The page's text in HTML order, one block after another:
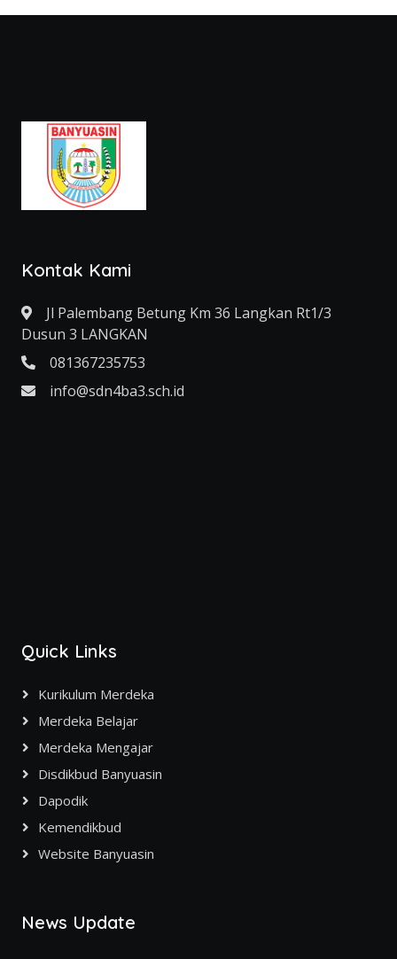
Kontak Kami
Jl Palembang Betung Km 36 Langkan Rt1/3
Dusun 3 LANGKAN
081367235753
info@sdn4ba3.sch.id
Quick Links
Kurikulum Merdeka
Merdeka Belajar
Merdeka Mengajar
Disdikbud Banyuasin
Dapodik
Kemendikbud
Website Banyuasin
News Update